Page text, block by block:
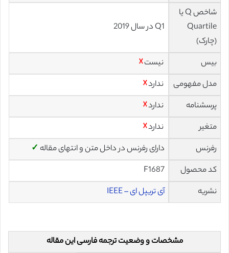
شاخص Q یا
Quartile
(چارک)
Q1 در سال 2019
بیس نیست☓
مدل مفهومی
ندارد☓
پرسشنامه
ندارد☓
متغیر
ندارد☓
رفرنس
دارای رفرنس در داخل متن و انتهای مقاله ✓
کد محصول
F1687
نشریه
آی تریپل ای – IEEE
مشخصات و وضعیت ترجمه فارسی این مقاله